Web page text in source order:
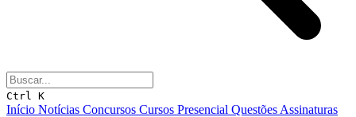
Ctrl K
Início Notícias Concursos Cursos Presencial Questões Assinaturas